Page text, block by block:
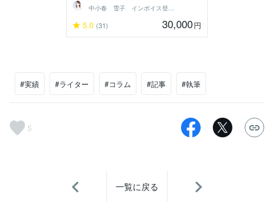
5.0 (31) 30,000円
#実績 #ライター #コラム #記事 #執筆
5
一覧に戻る